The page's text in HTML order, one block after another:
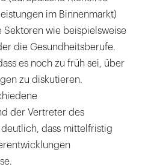
im Binnenmarkt)
Sektoren wie beispielsweise
die Gesundheitsberufe.
es noch zu früh sei, über
zu diskutieren.
der Vertreter des
dass mittelfristig